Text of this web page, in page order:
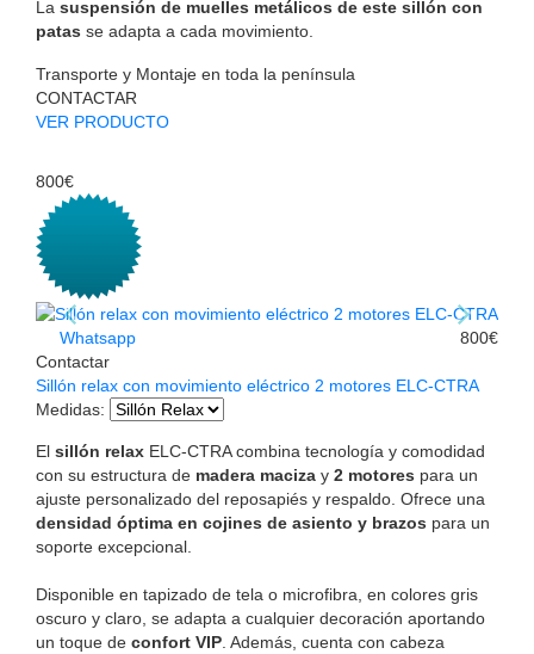
La suspensión de muelles metálicos de este sillón con
patas se adapta a cada movimiento.
Transporte y Montaje en toda la península
CONTACTAR
VER PRODUCTO
800€
Whatsapp
Contactar
800€
Sillón relax con movimiento eléctrico 2 motores ELC-CTRA
Medidas:
El sillón relax ELC-CTRA combina tecnología y comodidad
con su estructura de madera maciza y 2 motores para un
ajuste personalizado del reposapiés y respaldo. Ofrece una
densidad óptima en cojines de asiento y brazos para un
soporte excepcional.
Disponible en tapizado de tela o microfibra, en colores gris
oscuro y claro, se adapta a cualquier decoración aportando
un toque de confort VIP . Además, cuenta con cabeza